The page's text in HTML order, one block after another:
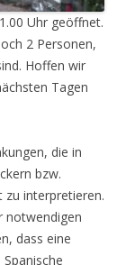
Uhr geöffnet.
2 Personen,
Hoffen wir
Tagen
die in
bzw.
zu interpretieren.
notwendigen
dass eine